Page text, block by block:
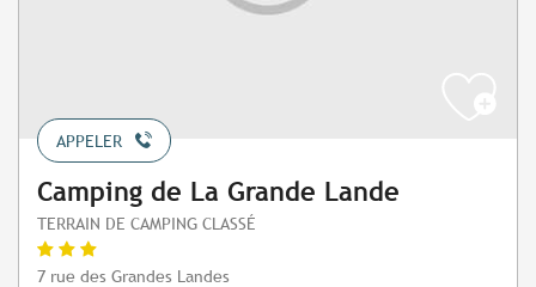
APPELER
Camping de La Grande Lande
TERRAIN DE CAMPING CLASSÉ
7 rue des Grandes Landes